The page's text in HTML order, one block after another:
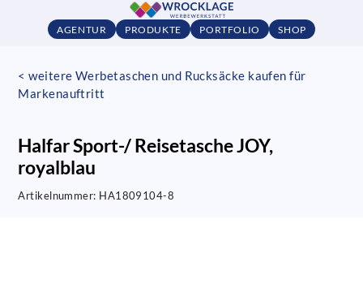
AGENTUR PRODUKTE PORTFOLIO SHOP
< weitere Werbetaschen und Rucksäcke kaufen für
Markenauftritt
Halfar Sport-/ Reisetasche JOY,
royalblau
Artikelnummer: HA1809104-8